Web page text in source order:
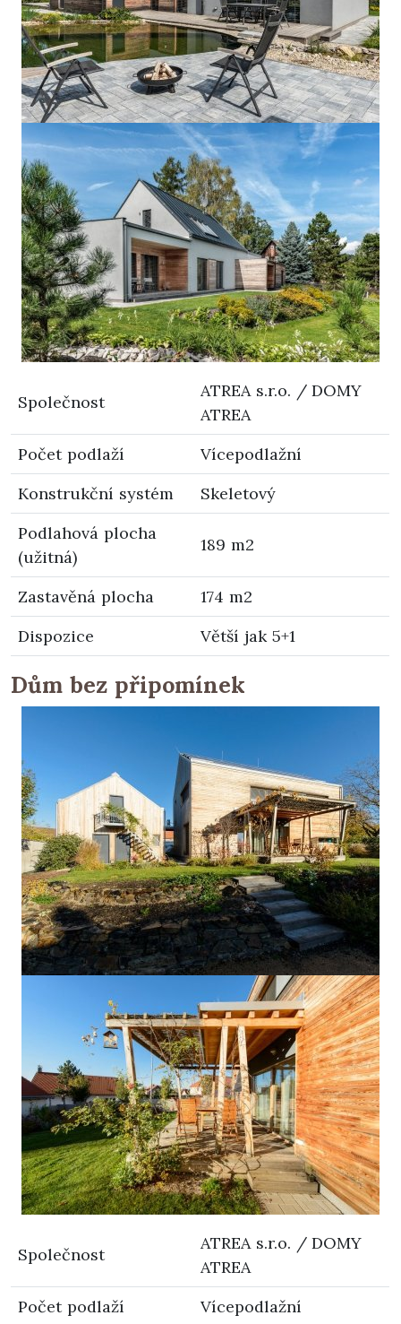
Společnost
ATREA s.r.o. / DOMY
ATREA
Počet podlaží
Vícepodlažní
Konstrukční systém
Skeletový
Podlahová plocha
(užitná)
189 m2
Zastavěná plocha
174 m2
Dispozice
Větší jak 5+1
Dům bez připomínek
Společnost
ATREA s.r.o. / DOMY
ATREA
Počet podlaží
Vícepodlažní